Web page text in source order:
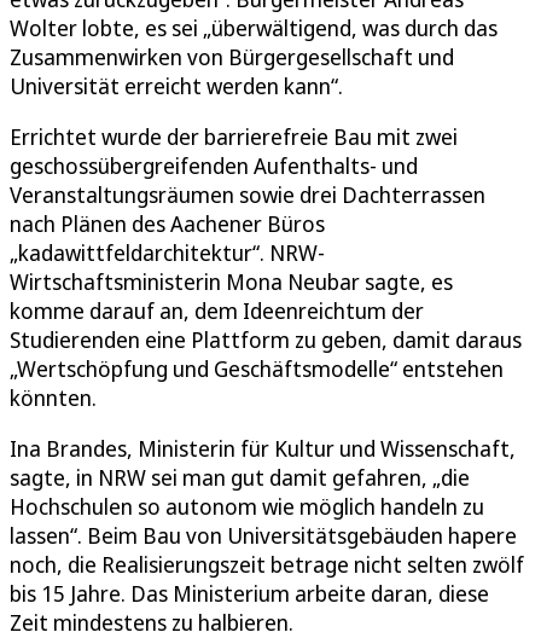
Wolter lobte, es sei „überwältigend, was durch das
Zusammenwirken von Bürgergesellschaft und
Universität erreicht werden kann“.
Errichtet wurde der barrierefreie Bau mit zwei
geschossübergreifenden Aufenthalts- und
Veranstaltungsräumen sowie drei Dachterrassen
nach Plänen des Aachener Büros
„kadawittfeldarchitektur“. NRW-
Wirtschaftsministerin Mona Neubar sagte, es
komme darauf an, dem Ideenreichtum der
Studierenden eine Plattform zu geben, damit daraus
„Wertschöpfung und Geschäftsmodelle“ entstehen
könnten.
Ina Brandes, Ministerin für Kultur und Wissenschaft,
sagte, in NRW sei man gut damit gefahren, „die
Hochschulen so autonom wie möglich handeln zu
lassen“. Beim Bau von Universitätsgebäuden hapere
noch, die Realisierungszeit betrage nicht selten zwölf
bis 15 Jahre. Das Ministerium arbeite daran, diese
Zeit mindestens zu halbieren.